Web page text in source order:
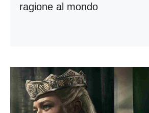
ragione al mondo